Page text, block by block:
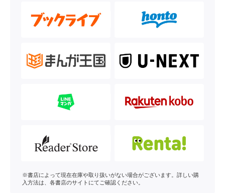
※書店によって現在在庫や取り扱いがない場合がございます。詳しい購
入方法は、各書店のサイトにてご確認ください。